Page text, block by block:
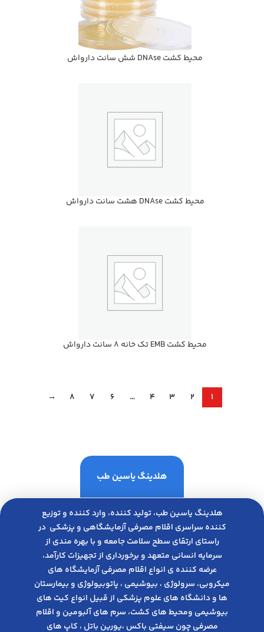
محيط كشت DNAse شش سانت دارواش
محيط كشت DNAse هشت سانت دارواش
محيط كشت EMB تك خانه 8 سانت دارواش
1
2
3
4
…
6
7
8
→
هلدینگ یاسین طب
هلدینگ یاسین طب، تولید کننده، وارد کننده و توزیع
کننده سراسری اقلام مصرفی آزمایشگاهی و پزشکی در
راﺳﺘﺎی ارﺗﻘﺎی ﺳﻄﺢ ﺳﻼﻣﺖ ﺟﺎﻣﻌﻪ و ﺑﺎ ﺑﻬﺮه ﻣﻨﺪی از
ﺳﺮﻣﺎﯾﻪ انسانی متعهد و ﺑﺮﺧﻮرداری از ﺗﺠﻬﯿﺰات ﮐﺎرآﻣﺪ،
عرضه کننده ی انواع اﻗﻼم مصرفی آزﻣﺎﯾﺸﮕﺎه های
میکروبی، ﺳﺮوﻟﻮژی ، ﺑﯿﻮﺷﯿﻤﯽ ، پاتوبیولوژی و بیمارستان
ها و دانشگاه های علوم پزشکی از قبیل انواع کیت های
بیوشیمی ومحیط های کشت، سرم های آلبومین و اقلام
مصرفی چون سیفتی باکس ،یورین باتل ، کاپ های